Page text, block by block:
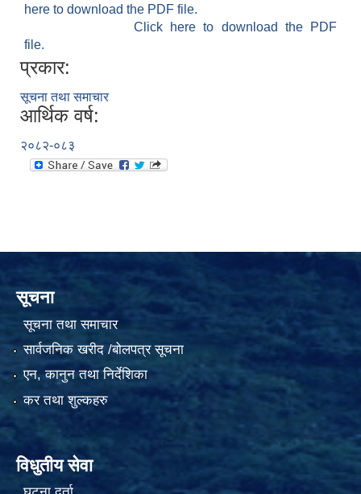
here to download the PDF file.
Click here to download the PDF
file.
प्रकार:
सूचना तथा समाचार
आर्थिक वर्ष:
२०८२-०८३
सूचना
सूचना तथा समाचार
सार्वजनिक खरीद /बोलपत्र सूचना
एन, कानुन तथा निर्देशिका
कर तथा शुल्कहरु
विधुतीय सेवा